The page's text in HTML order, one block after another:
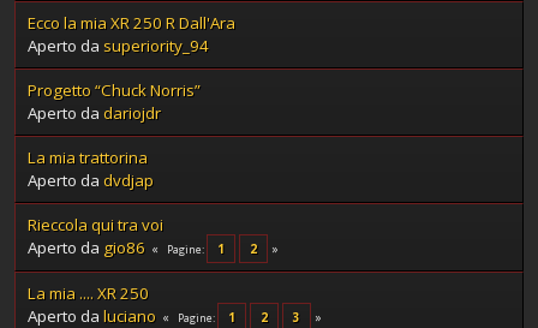
Ecco la mia XR 250 R Dall'Ara
Aperto da superiority_94
Progetto “Chuck Norris”
Aperto da dariojdr
La mia trattorina
Aperto da dvdjap
Rieccola qui tra voi
Aperto da gio86 Pagine 1 2
La mia .... XR 250
Aperto da luciano Pagine 1 2 3